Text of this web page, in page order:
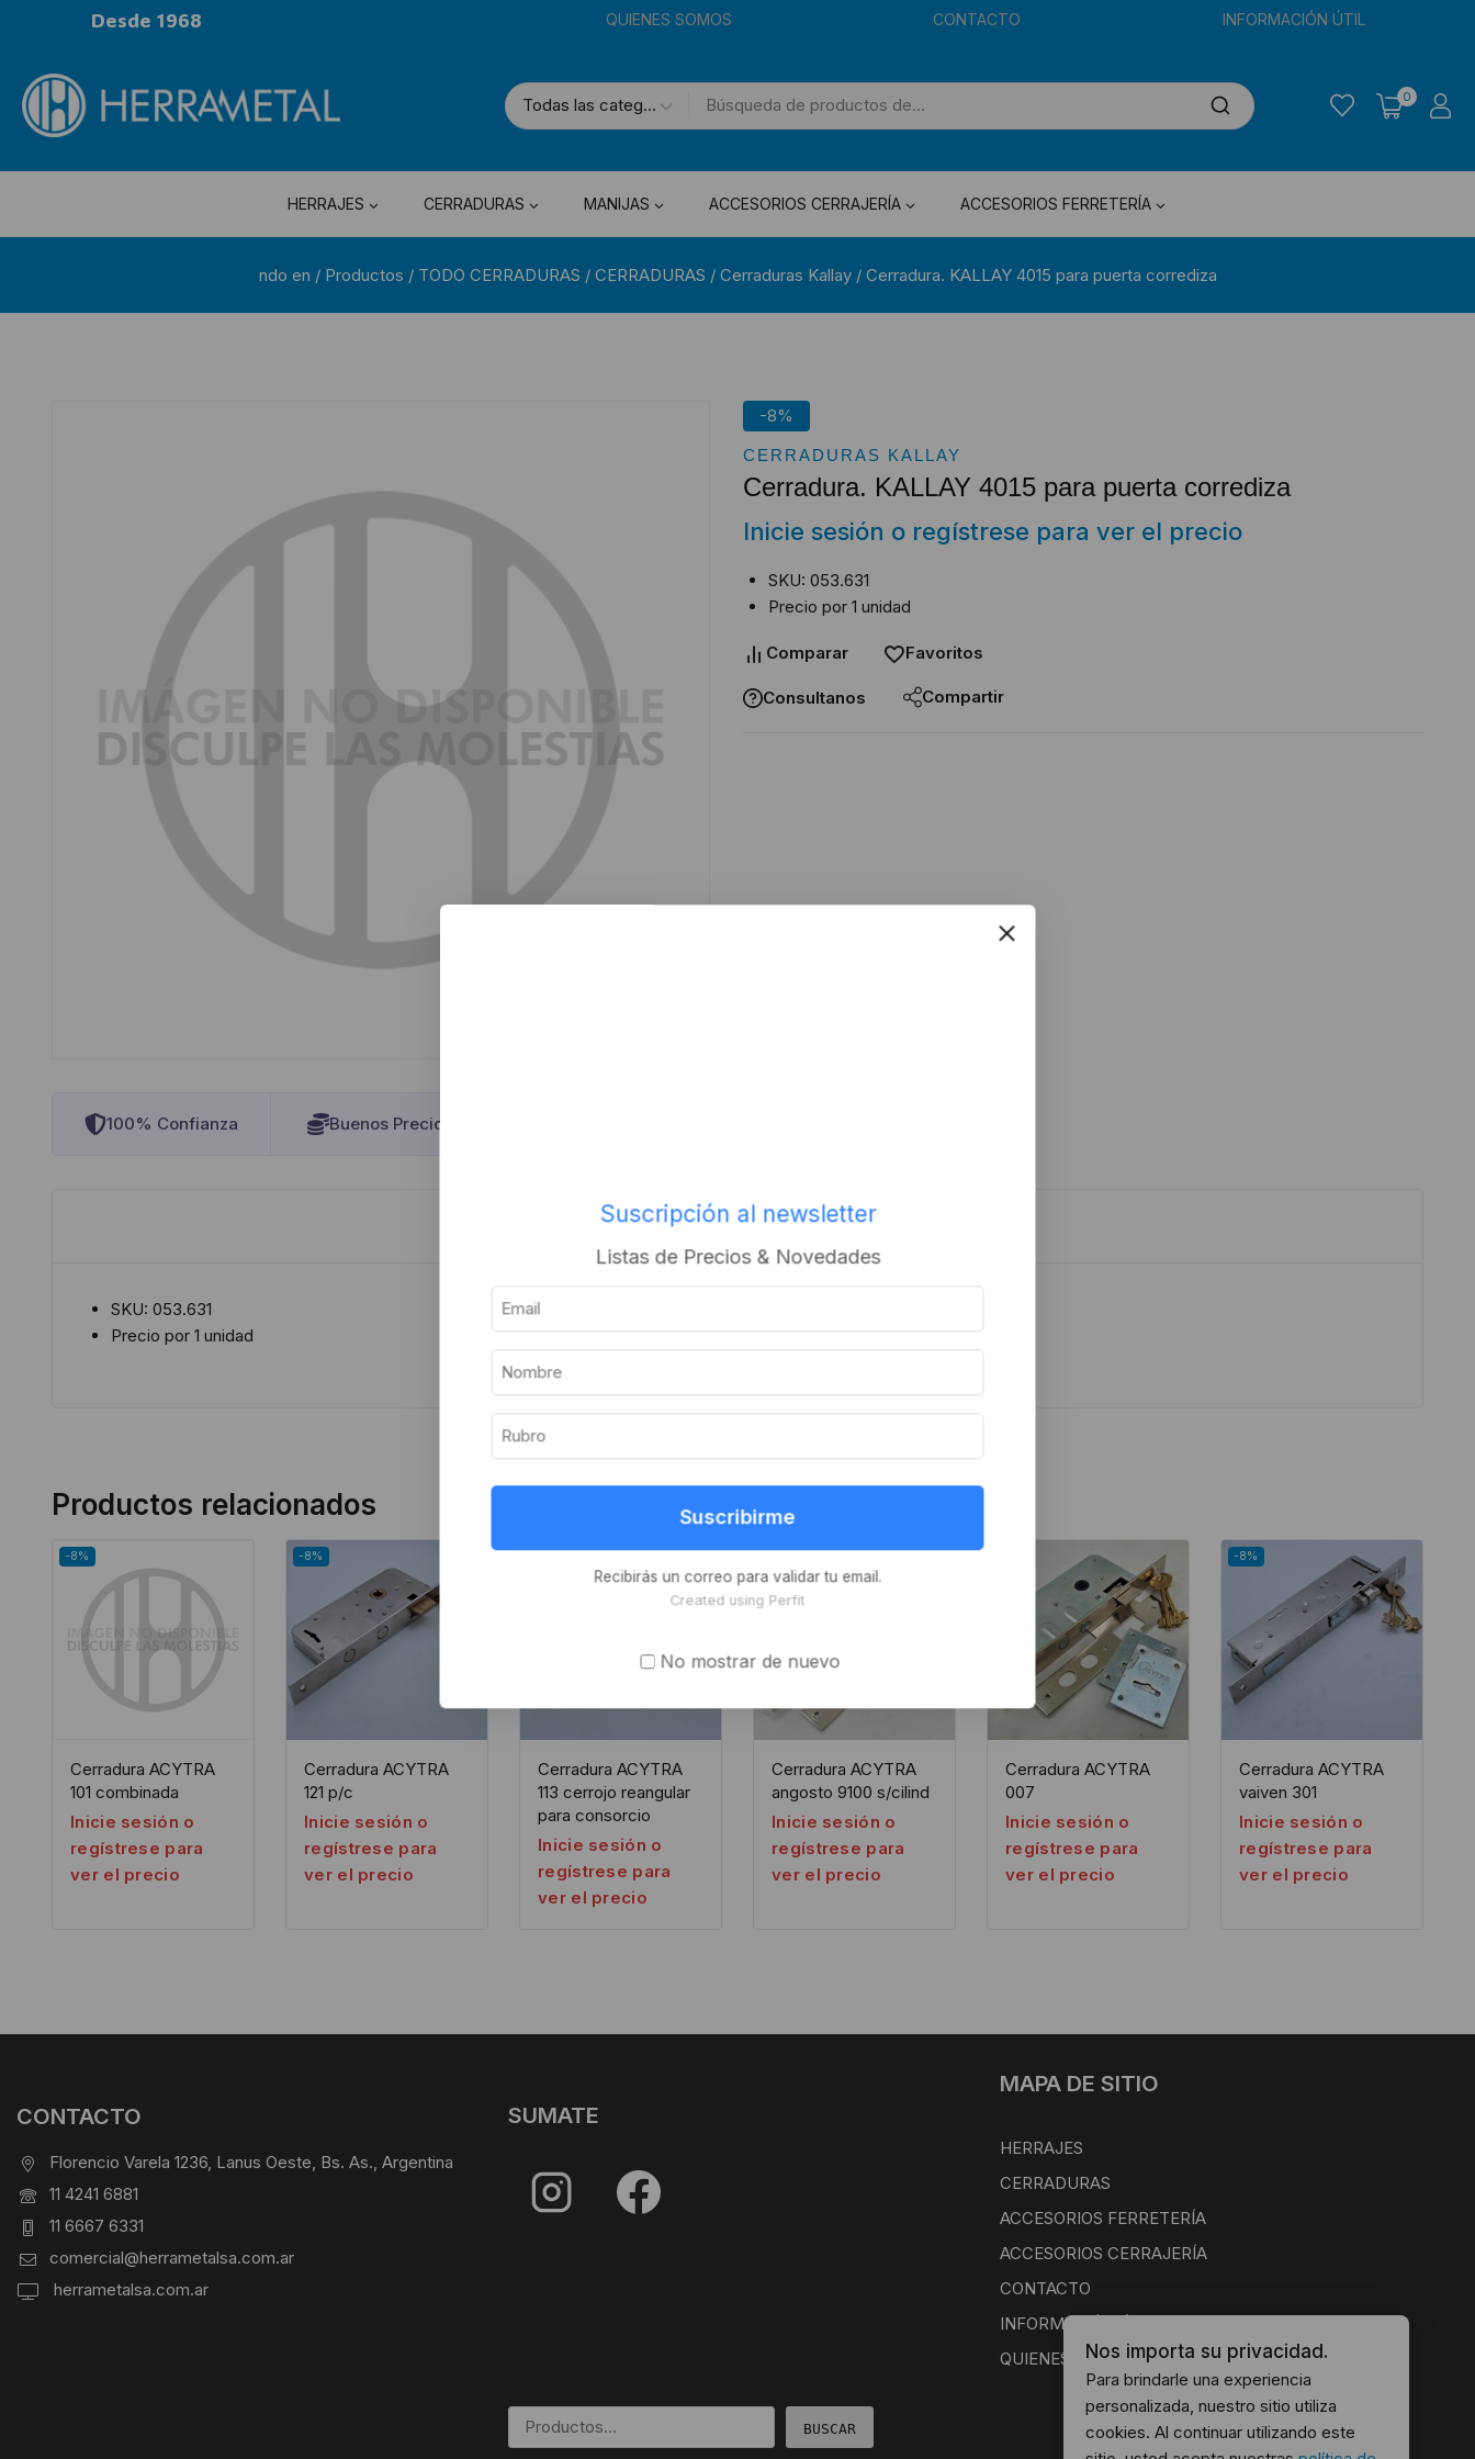
Desde 1968 QUIENES SOMOS CONTACTO INFORMACIÓN ÚTIL
0
HERRAJES CERRADURAS MANIJAS ACCESORIOS CERRAJERÍA ACCESORIOS FERRETERÍA
ndo en / Productos / TODO CERRADURAS / CERRADURAS / Cerraduras Kallay / Cerradura. KALLAY 4015 para puerta corrediza
100% Confianza Buenos Precios
-8%
CERRADURAS KALLAY
Cerradura. KALLAY 4015 para puerta corrediza
Inicie sesión o regístrese para ver el precio
SKU: 053.631
Precio por 1 unidad
Comparar Favoritos
Consultanos Compartir
Descripción Información adicional
SKU: 053.631
Precio por 1 unidad
Productos relacionados
-8%
Cerradura ACYTRA
101 combinada
Inicie sesión o
regístrese para
ver el precio
-8%
Cerradura ACYTRA
121 p/c
Inicie sesión o
regístrese para
ver el precio
-8%
Cerradura ACYTRA
113 cerrojo reangular
para consorcio
Inicie sesión o
regístrese para
ver el precio
Cerradura ACYTRA
angosto 9100 s/cilind
Inicie sesión o
regístrese para
ver el precio
Cerradura ACYTRA
007
Inicie sesión o
regístrese para
ver el precio
-8%
Cerradura ACYTRA
vaiven 301
Inicie sesión o
regístrese para
ver el precio
CONTACTO
Florencio Varela 1236, Lanus Oeste, Bs. As., Argentina
11 4241 6881
11 6667 6331
comercial@herrametalsa.com.ar
herrametalsa.com.ar
SUMATE
MAPA DE SITIO
HERRAJES
CERRADURAS
ACCESORIOS FERRETERÍA
ACCESORIOS CERRAJERÍA
CONTACTO
INFORMACIÓN ÚTIL
QUIENES SOMOS
BUSCAR
Suscripción al newsletter
Listas de Precios & Novedades
Suscribirme
Recibirás un correo para validar tu email.
Created using Perfit
No mostrar de nuevo
Nos importa su privacidad.
Para brindarle una experiencia
personalizada, nuestro sitio utiliza
cookies. Al continuar utilizando este